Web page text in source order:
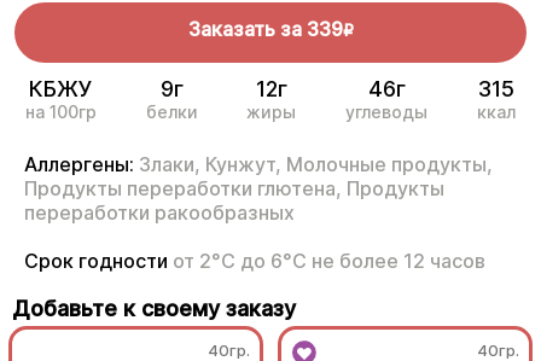
Заказать за 339R
КБЖУ
на 100гр
9г
белки
12г
жиры
46г
углеводы
315
ккал
Аллергены: Злаки, Кунжут, Молочные продукты,
Продукты переработки глютена, Продукты
переработки ракообразных
Срок годности от 2°С до 6°С не более 12 часов
Добавьте к своему заказу
40гр. 40гр.